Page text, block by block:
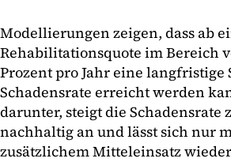
Modellierungen zeigen, dass ab
Rehabilitationsquote im Bereich
Prozent pro Jahr eine
Schadensrate erreicht werden
darunter, steigt die Schadensrate
nachhaltig an und lässt sich nur
zusätzlichem Mitteleinsatz